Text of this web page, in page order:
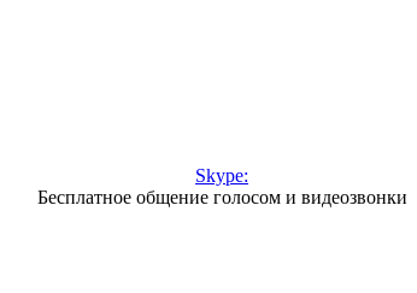
Skype:
Бесплатное общение голосом и видеозвонки